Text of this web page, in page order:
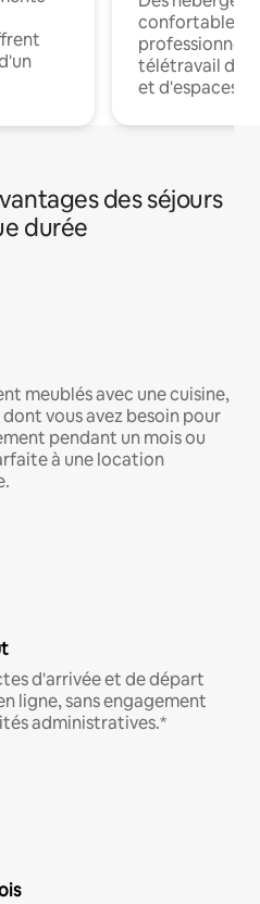
confortables
professionnels
télétravail
et d'espaces
des séjours
durée
meublés avec une cuisine,
vous avez besoin pour
pendant un mois ou
à une location
d'arrivée et de départ
ligne, sans engagement
administratives.*